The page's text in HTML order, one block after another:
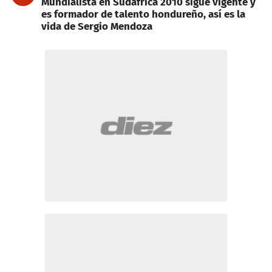
es formador de talento hondureño, así es la
vida de Sergio Mendoza